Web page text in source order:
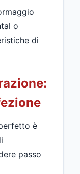
o
di
è
passo